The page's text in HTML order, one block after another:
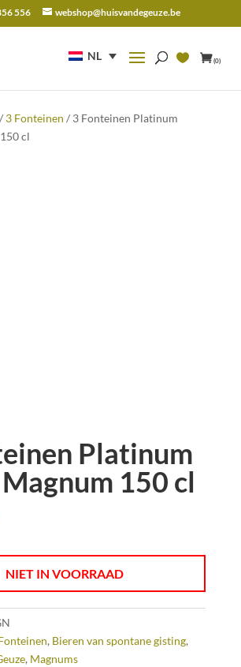
556 webshop@huisvandegeuze.be
NL (0)
/ 3 Fonteinen / 3 Fonteinen Platinum
cl
Platinum
150 cl
NIET IN VOORRAAD
, Bieren van spontane gisting,
, Magnums